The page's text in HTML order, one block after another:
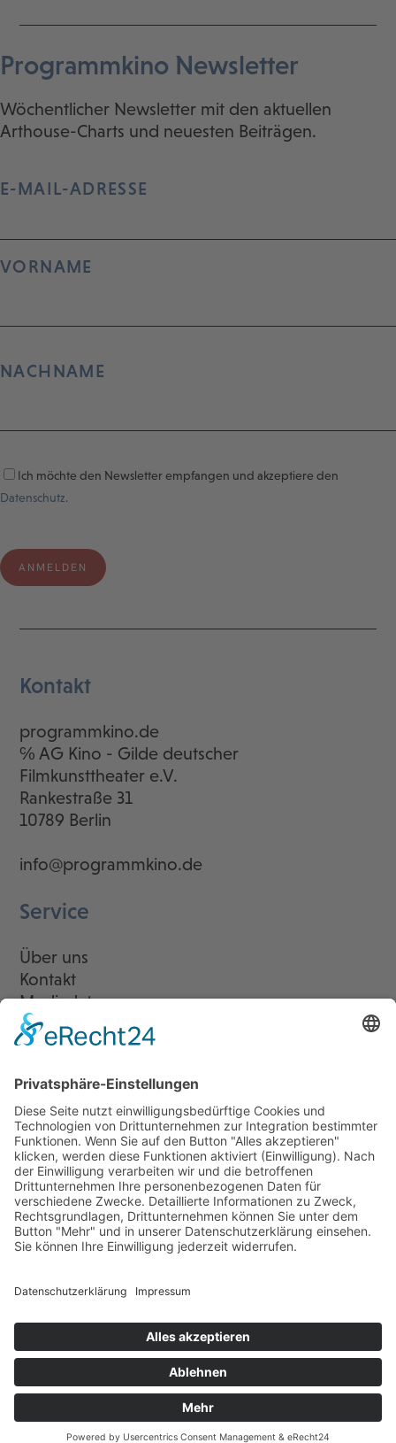
Programmkino Newsletter
Wöchentlicher Newsletter mit den aktuellen
Arthouse-Charts und neuesten Beiträgen.
E-MAIL-ADRESSE
VORNAME
NACHNAME
Ich möchte den Newsletter empfangen und akzeptiere den
Datenschutz.
Kontakt
programmkino.de
℅ AG Kino - Gilde deutscher
Filmkunsttheater e.V.
Rankestraße 31
10789 Berlin
info@programmkino.de
Service
Über uns
Kontakt
Mediadaten
Newsletter
LogIn
Legal
Impressum
Datenschutzerklärung
Cookie-Einstellungen
Programmkino.de richtet sich an Film- und Kinobegeisterte jeden
Geschlechts. Zur besseren Lesbarkeit haben wir uns aber entschlossen,
auf eine Doppelnennung oder Genderzeichen zu verzichten. Wo möglich
MADE BYMUMBOMEDIA